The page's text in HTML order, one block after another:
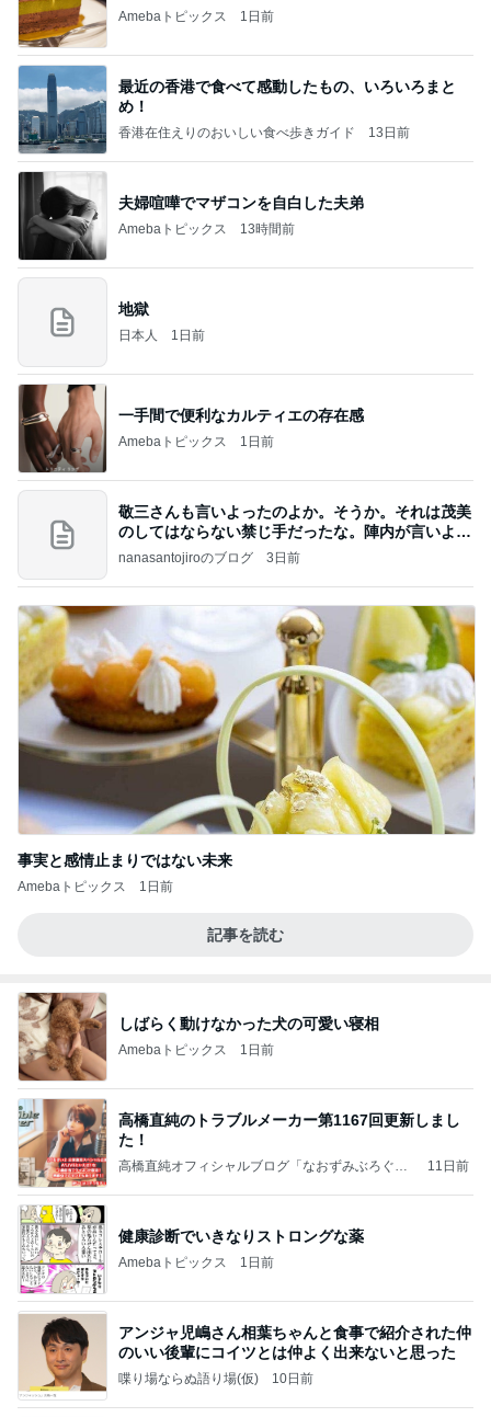
Amebaトピックス 1日前
最近の香港で食べて感動したもの、いろいろまと
め！
香港在住えりのおいしい食べ歩きガイド 13日前
夫婦喧嘩でマザコンを自白した夫弟
Amebaトピックス 13時間前
地獄
日本人 1日前
一手間で便利なカルティエの存在感
Amebaトピックス 1日前
敬三さんも言いよったのよか。そうか。それは茂美
のしてはならない禁じ手だったな。陣内が言いよる
のよ
nanasantojiroのブログ 3日前
事実と感情止まりではない未来
Amebaトピックス 1日前
記事を読む
しばらく動けなかった犬の可愛い寝相
Amebaトピックス 1日前
高橋直純のトラブルメーカー第1167回更新しまし
た！
高橋直純オフィシャルブログ「なおずみぶろぐ」
11日前
健康診断でいきなりストロングな薬
Amebaトピックス 1日前
アンジャ児嶋さん相葉ちゃんと食事で紹介された仲
のいい後輩にコイツとは仲よく出来ないと思った
喋り場ならぬ語り場(仮) 10日前